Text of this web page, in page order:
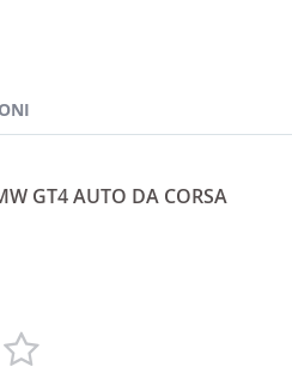
Carta Da Parati
GT4 AUTO DA CORSA
4